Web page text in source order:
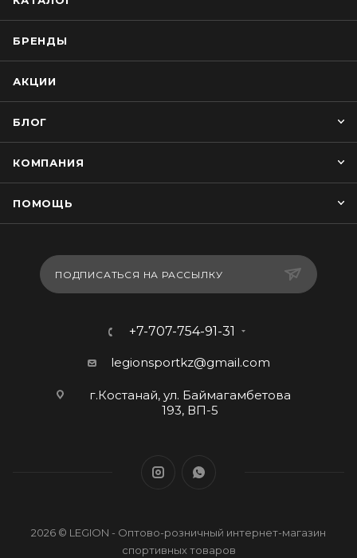
БРЕНДЫ
АКЦИИ
БЛОГ
КОМПАНИЯ
ПОМОЩЬ
ПОДПИСАТЬСЯ НА РАССЫЛКУ
+7-707-754-91-31
legionsportkz@gmail.com
г.Костанай, ул. Баймагамбетова
193, ВП-5
2026 © LEGION - Оптово-розничный интернет-магазин
спортивных товаров